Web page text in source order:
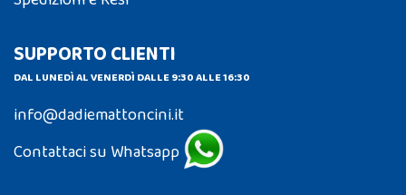
SUPPORTO CLIENTI
DAL LUNEDÌ AL VENERDÌ DALLE 9:30 ALLE 16:30
info@dadiemattoncini.it
Contattaci su Whatsapp